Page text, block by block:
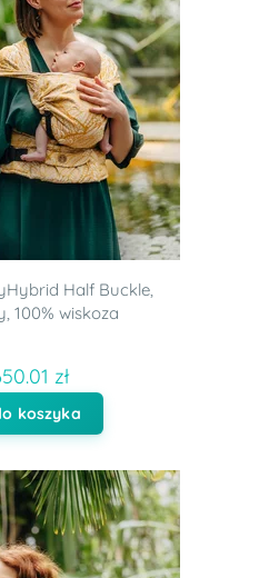
Half Buckle,
100% wiskoza
zł
koszyka